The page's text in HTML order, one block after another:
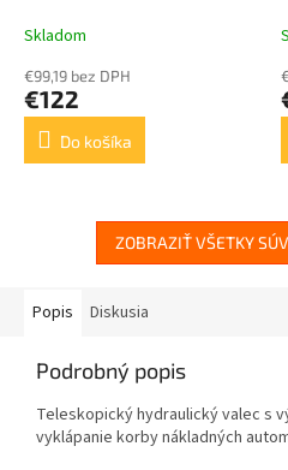
Skladom
€99,19 bez DPH
€122
Do košíka
ZOBRAZIŤ VŠETKY
Popis Diskusia
Podrobný popis
Teleskopický hydraulický valec s
vyklápanie korby nákladných